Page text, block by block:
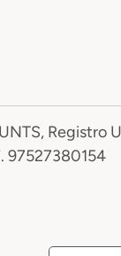
Registro
97527380154